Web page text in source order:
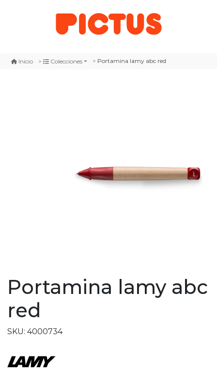
Inicio Colecciones Portamina lamy abc red
Portamina lamy abc
red
SKU: 4000734